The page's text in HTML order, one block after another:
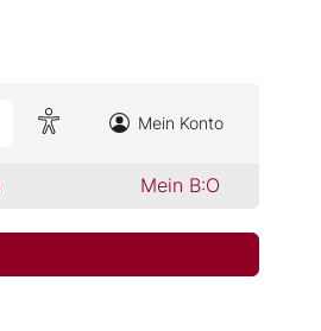
Mein Konto
Mein B:O